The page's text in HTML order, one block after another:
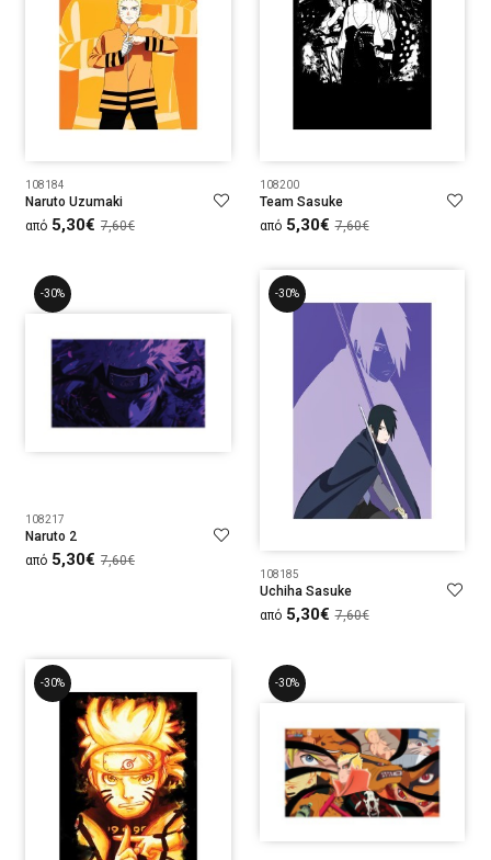
108184
Naruto Uzumaki
από 5,30€ 7,60€
108200
Team Sasuke
από 5,30€ 7,60€
-30%
108217
Naruto 2
από 5,30€ 7,60€
-30%
108185
Uchiha Sasuke
από 5,30€ 7,60€
-30% -30%